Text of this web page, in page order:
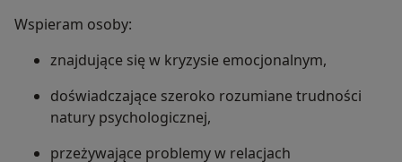
Wspieram osoby:
znajdujące się w kryzysie emocjonalnym,
doświadczające szeroko rozumiane trudności
natury psychologicznej,
przeżywające problemy w relacjach